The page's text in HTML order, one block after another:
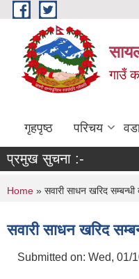
Skip to main content
गाउँ
गृहपृष्ठ परिचय
प्रमुख सुचना :-
You are here
Home » सवारी साधन खरिद
सवारी साधन खरिद
Submitted on: Wed, 01/